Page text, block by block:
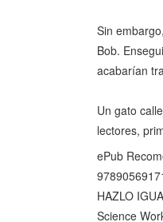
Sin
Bob.
acabarían
Un gato
lectores,
ePub
HAZLO
Science